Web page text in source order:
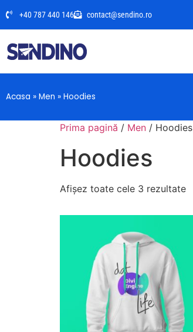
+40 787 440 146 contact@sendino.ro
Acasa » Men » Hoodies
Prima pagină / Men / Hoodies
Hoodies
Afișez toate cele 3 rezultate